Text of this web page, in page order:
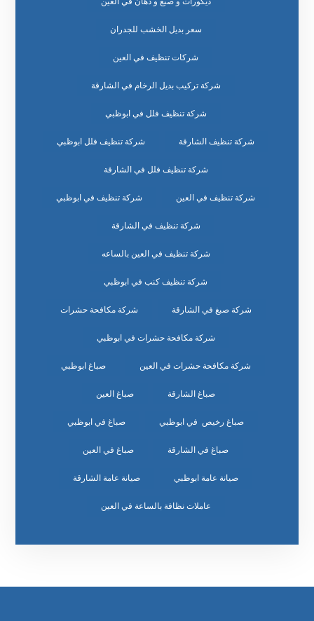
سعر بديل الخشب للجدران
شركات تنظيف في العين
شركة تركيب بديل الرخام في الشارقة
شركة تنظيف فلل في ابوظبي
شركة تنظيف الشارقة شركة تنظيف فلل ابوظبي
شركة تنظيف فلل في الشارقة
شركة تنظيف في العين شركة تنظيف في ابوظبي
شركة تنظيف في الشارقة
شركة تنظيف في العين بالساعه
شركة تنظيف كنب في ابوظبي
شركة صبغ في الشارقة شركة مكافحة حشرات
شركة مكافحة حشرات في ابوظبي
شركة مكافحة حشرات في العين صباغ ابوظبي
صباغ الشارقة صباغ العين
صباغ رخيص في ابوظبي صباغ في ابوظبي
صباغ في الشارقة صباغ في العين
صيانة عامة ابوظبي صيانة عامة الشارقة
عاملات نظافة بالساعة في العين